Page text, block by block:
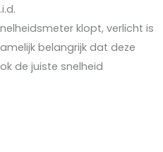
klopt, verlicht is
belangrijk dat deze
de juiste snelheid